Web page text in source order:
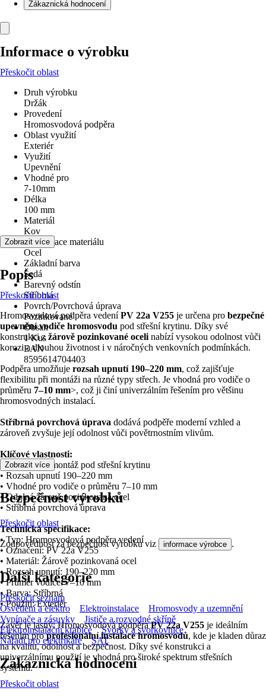
Zákaznická hodnocení
Informace o výrobku
Přeskočit oblast
Druh výrobku
Držák
Provedení
Hromosvodová podpěra
Oblast využití
Exteriér
Využití
Upevnění
Vhodné pro
7-10mm
Délka
100 mm
Materiál
Kov
Specifikace materiálu
Ocel
Základní barva
Šedá
Barevný odstín
Stříbrná
Povrch/Povrchová úprava
Pozinkované
Obsah
1 Kus
EAN
8595614704403
Zobrazit více
Popis
Přeskočit oblast
Hromosvodová podpěra vedeníPV 22a V255 je určena pro bezpečné
upevnění vodiče hromosvodu pod střešní krytinu. Díky své
konstrukci zžárově pozinkované oceli nabízí vysokou odolnost vůči
korozi a dlouhou životnost i v náročných venkovních podmínkách.
Podpěra umožňuje rozsah upnutí 190–220 mm, což zajišťuje
flexibilitu při montáži na různé typy střech. Je vhodná pro vodiče o
průměru 7–10 mm>, což ji činí univerzálním řešením pro většinu
hromosvodných instalací.
Stříbrná povrchová úprava dodává podpěře moderní vzhled a
zároveň zvyšuje její odolnost vůči povětrnostním vlivům.
Klíčové vlastnosti:
• Určeno pro montáž pod střešní krytinu
• Rozsah upnutí 190–220 mm
• Vhodné pro vodiče o průměru 7–10 mm
• Odolná žárově pozinkovaná ocel
• Stříbrná povrchová úprava
Technická specifikace:
• Typ: Hromosvodová podpěra vedení
• Označení: PV 22a V255
• Materiál: Žárově pozinkovaná ocel
• Rozsah upnutí: 190–220 mm
• Průměr vodiče: 7–10 mm
• Barva: Stříbrná
• Použití: Exteriér
Závěr je jasný: Hromosvodová podpěraPV 22a V255 je ideálním
řešením proprofesionální instalace hromosvodů, kde je kladen důraz
na kvalitu, odolnost a bezpečnost. Díky své konstrukci a
univerzálnímu použití je vhodná pro široké spektrum střešních
systémů.
Zobrazit více
Bezpečnost výrobků
Přeskočit oblast
Zodpovědnost za bezpečnost výrobku viz informace výrobce .
Další kategorie
Přeskočit seznam
Osvětlení a elektro
Elektroinstalace
Hromosvody a uzemnění
Vypínače a zásuvky
Jističe a rozvodné skříně
Elektroinstalační krabice
Svorky a svorkovnice
Nářadí pro elektrikáře
SAT
Zákaznická hodnocení
Přeskočit oblast